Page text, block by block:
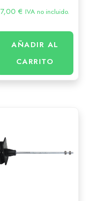
7,00€ IVA no incluido.
AÑADIR AL
CARRITO